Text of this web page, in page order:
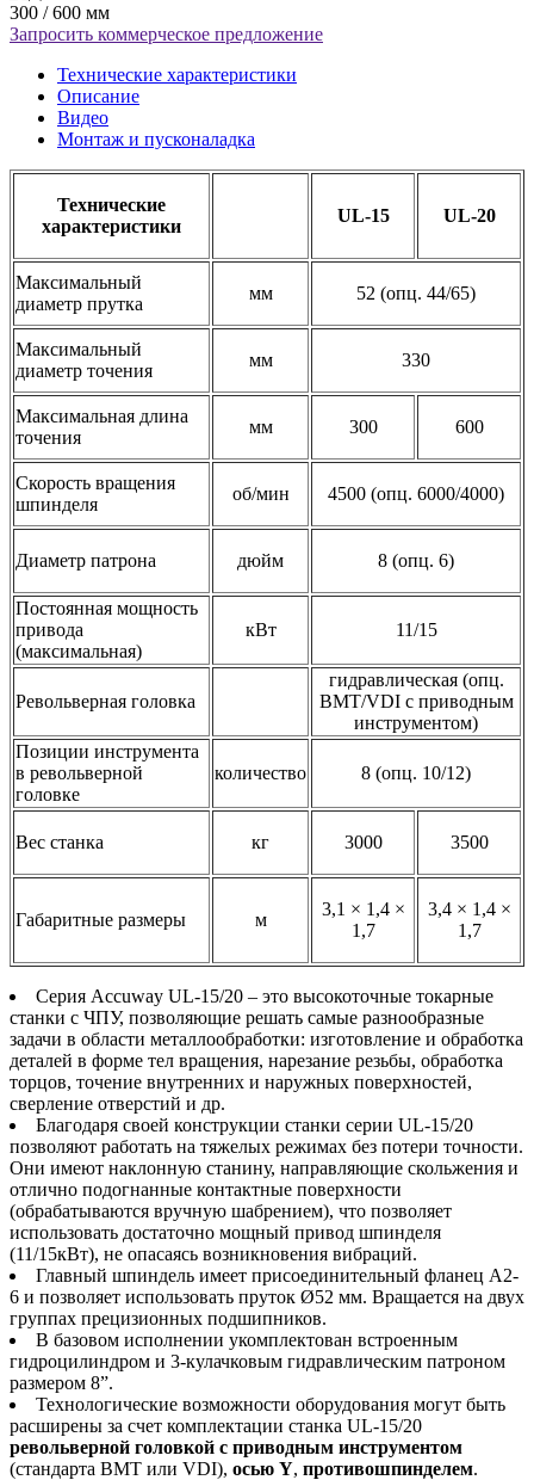
300 / 600 мм
Запросить коммерческое предложение
Технические характеристики
Описание
Видео
Монтаж и пусконаладка
Технические
характеристики
UL-15 UL-20
Максимальный
диаметр прутка
мм 52 (опц. 44/65)
Максимальный
диаметр точения
мм 330
Максимальная длина
точения
мм 300 600
Скорость вращения
шпинделя
об/мин 4500 (опц. 6000/4000)
Диаметр патрона дюйм 8 (опц. 6)
Постоянная мощность
привода
(максимальная)
кВт 11/15
Револьверная головка
гидравлическая (опц.
BMT/VDI с приводным
инструментом)
Позиции инструмента
в револьверной
головке
количество 8 (опц. 10/12)
Вес станка кг 3000 3500
Габаритные размеры м
3,1 × 1,4 ×
1,7
3,4 × 1,4 ×
1,7
Серия Accuway UL-15/20 – это высокоточные токарные
станки с ЧПУ, позволяющие решать самые разнообразные
задачи в области металлообработки: изготовление и обработка
деталей в форме тел вращения, нарезание резьбы, обработка
торцов, точение внутренних и наружных поверхностей,
сверление отверстий и др.
Благодаря своей конструкции станки серии UL-15/20
позволяют работать на тяжелых режимах без потери точности.
Они имеют наклонную станину, направляющие скольжения и
отлично подогнанные контактные поверхности
(обрабатываются вручную шабрением), что позволяет
использовать достаточно мощный привод шпинделя
(11/15кВт), не опасаясь возникновения вибраций.
Главный шпиндель имеет присоединительный фланец А2-
6 и позволяет использовать пруток Ø52 мм. Вращается на двух
группах прецизионных подшипников.
В базовом исполнении укомплектован встроенным
гидроцилиндром и 3-кулачковым гидравлическим патроном
размером 8”.
Технологические возможности оборудования могут быть
расширены за счет комплектации станка UL-15/20
револьверной головкой с приводным инструментом
(стандарта BMT или VDI), осью Y, противошпинделем.